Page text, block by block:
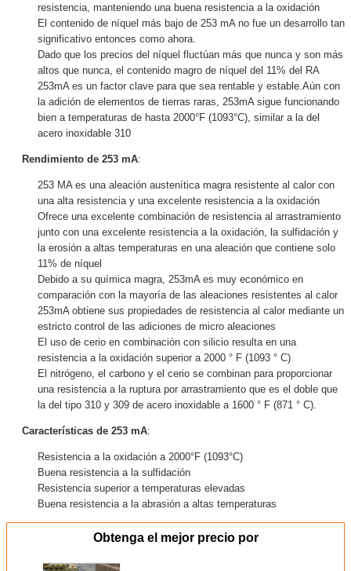
resistencia, manteniendo una buena resistencia a la oxidación
El contenido de níquel más bajo de 253 mA no fue un desarrollo tan
significativo entonces como ahora.
Dado que los precios del níquel fluctúan más que nunca y son más
altos que nunca, el contenido magro de níquel del 11% del RA
253mA es un factor clave para que sea rentable y estable.Aún con
la adición de elementos de tierras raras, 253mA sigue funcionando
bien a temperaturas de hasta 2000°F (1093°C), similar a la del
acero inoxidable 310
Rendimiento de 253 mA:
253 MA es una aleación austenítica magra resistente al calor con
una alta resistencia y una excelente resistencia a la oxidación
Ofrece una excelente combinación de resistencia al arrastramiento
junto con una excelente resistencia a la oxidación, la sulfidación y
la erosión a altas temperaturas en una aleación que contiene solo
11% de níquel
Debido a su química magra, 253mA es muy económico en
comparación con la mayoría de las aleaciones resistentes al calor
253mA obtiene sus propiedades de resistencia al calor mediante un
estricto control de las adiciones de micro aleaciones
El uso de cerio en combinación con silicio resulta en una
resistencia a la oxidación superior a 2000 ° F (1093 ° C)
El nitrógeno, el carbono y el cerio se combinan para proporcionar
una resistencia a la ruptura por arrastramiento que es el doble que
la del tipo 310 y 309 de acero inoxidable a 1600 ° F (871 ° C).
Características de 253 mA:
Resistencia a la oxidación a 2000°F (1093°C)
Buena resistencia a la sulfidación
Resistencia superior a temperaturas elevadas
Buena resistencia a la abrasión a altas temperaturas
Obtenga el mejor precio por